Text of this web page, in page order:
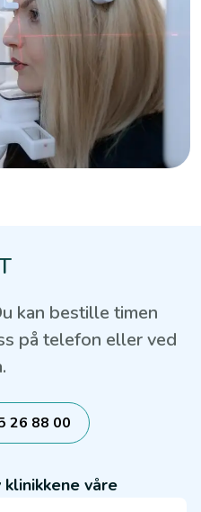
kan bestille timen
på telefon eller ved
26 88 00
våre